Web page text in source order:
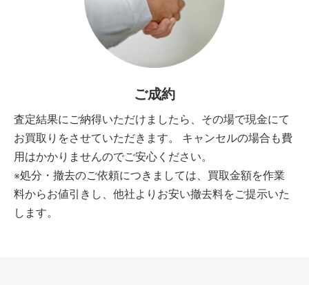
ご成約
査定結果にご納得いただけましたら、その場で現金にて
お買取りをさせていただきます。 キャンセルの場合も費
用はかかりませんのでご安心ください。
※処分・撤去のご依頼につきましては、買取金額を作業
料からお値引きし、他社よりお安い撤去料をご提示いた
します。